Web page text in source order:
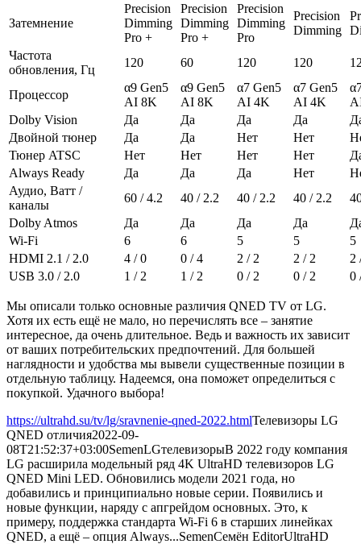
Затемнение
Precision
Dimming
Pro +
Precision
Dimming
Pro +
Precision
Dimming
Pro
Precision
Dimming
Частота
обновления, Гц
120 60 120 120
Процессор
α9 Gen5
AI 8K
α9 Gen5
AI 8K
α7 Gen5
AI 4K
α7 Gen5
AI 4K
Dolby Vision
Да Да Да Да
Двойной тюнер
Да Да Нет Нет
Тюнер ATSC
Нет Нет Нет Нет
Always Ready
Да Да Да Нет
Аудио, Ватт /
каналы
60 / 4.2 40 / 2.2 40 / 2.2 40 / 2.2
Dolby Atmos
Да Да Да Да
Wi-Fi
6 6 5 5
5
HDMI 2.1 / 2.0
4 / 0 0 / 4 2 / 2 2 / 2
2
USB 3.0 / 2.0
1 / 2 1 / 2 0 / 2 0 / 2 0
Мы описали только основные различия QNED TV от LG.
Хотя их есть ещё не мало, но перечислять все – занятие
интересное, да очень длительное. Ведь и важность их зависит
от ваших потребительских предпочтений. Для большей
наглядности и удобства мы вывели существенные позиции в
отдельную таблицу. Надеемся, она поможет определиться с
покупкой. Удачного выбора!
https://ultrahd.su/tv/lg/sravnenie-qned-2022.htmlТелевизоры LG
QNED отличия2022-09-
08T21:52:37+03:00SemenLGтелевизорыВ 2022 году компания
LG расширила модельный ряд 4K UltraHD телевизоров LG
QNED Mini LED. Обновились модели 2021 года, но
добавились и принципиально новые серии. Появились и
новые функции, наряду с апгрейдом основных. Это, к
примеру, поддержка стандарта Wi-Fi 6 в старших линейках
QNED, а ещё – опция Always...SemenСемён EditorUltraHD